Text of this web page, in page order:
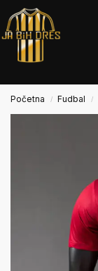
Početna / Fudbal /